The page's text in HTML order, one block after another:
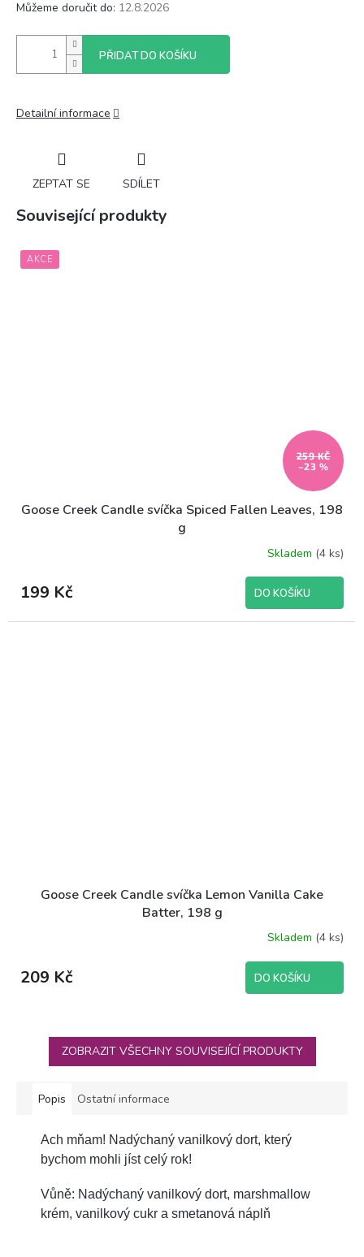
Můžeme doručit do: 12.8.2026
PŘIDAT DO KOŠÍKU
Detailní informace
ZEPTAT SE SDÍLET
Související produkty
AKCE
259 KČ
–23 %
Goose Creek Candle svíčka Spiced Fallen Leaves, 198
g
Skladem (4 ks)
199 Kč DO KOŠÍKU
Goose Creek Candle svíčka Lemon Vanilla Cake
Batter, 198 g
Skladem (4 ks)
209 Kč DO KOŠÍKU
ZOBRAZIT VŠECHNY SOUVISEJÍCÍ PRODUKTY
Popis Ostatní informace
Ach mňam! Nadýchaný vanilkový dort, který
bychom mohli jíst celý rok!
Vůně: Nadýchaný vanilkový dort, marshmallow
krém, vanilkový cukr a smetanová náplň